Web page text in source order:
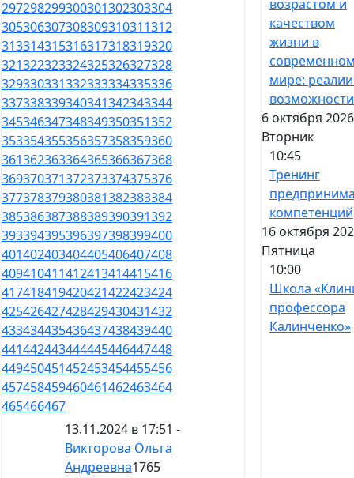
297298299300301302303304
305306307308309310311312
313314315316317318319320
321322323324325326327328
329330331332333334335336
337338339340341342343344
345346347348349350351352
353354355356357358359360
361362363364365366367368
369370371372373374375376
377378379380381382383384
385386387388389390391392
393394395396397398399400
401402403404405406407408
409410411412413414415416
417418419420421422423424
425426427428429430431432
433434435436437438439440
441442443444445446447448
449450451452453454455456
457458459460461462463464
465466467
13.11.2024 в 17:51 -
Викторова Ольга
Андреевна1765
возрастом и
качеством
жизни в
мире:
6 октября
Вторник
10:45
Тренинг
компетенций
16 октября
Пятница
10:00
Школа
профессора
Калинченко»